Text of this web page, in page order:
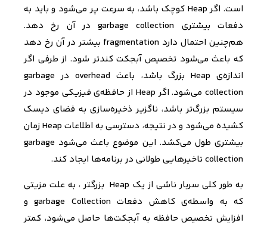
است. اگر Heap کوچک باشد، به سرعت پر می‌شود و باید به
دفعات بیشتری garbage collectionدر آن رخ دهد.
هم‌چنین احتمال دارد fragmentation بیشتر در آن رخ دهد
که باعث می‌شود تخصیص آبجکت کندتر شود. از طرفی اگر
اندازه‌ی Heap بزرگ باشد، باعث overheadدر garbage
collection می‌شود. اگر Heap از حافظه‌ی فیزیکی موجود در
سیستم بزرگ‌تر باشد، ناگزیر ذخیره‌سازی به فضای دیسک
کشیده می‌شود و در نتیجه، دسترسی به اطلاعات Heapزمان
بیشتری طول می‌کشد. این موضوع باعث می‌شود garbage
collection تاخیرهایی طولانی در برنامه‌ها ایجاد کند.
به طور کلی سربار ناشی از یک Heapبزرگتر ، به علت مزیتی
که به واسطه‌ی کاهش دفعات garbage Collectionو
افزایش تخصیص حافظه به آبجکت‌ها حاصل می‌شود، کمتر